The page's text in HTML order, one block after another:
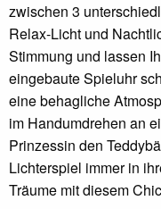
zwischen 3
Relax-Licht und
Stimmung und lassen
eingebaute Spieluhr
eine behagliche
im Handumdrehen an
Prinzessin den
Lichterspiel immer in
Träume mit diesem